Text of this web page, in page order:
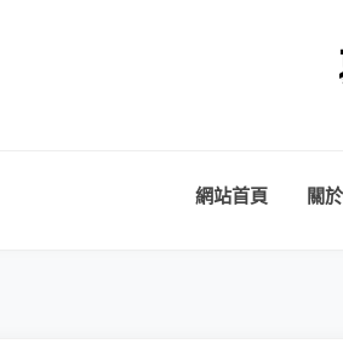
網站首頁 關